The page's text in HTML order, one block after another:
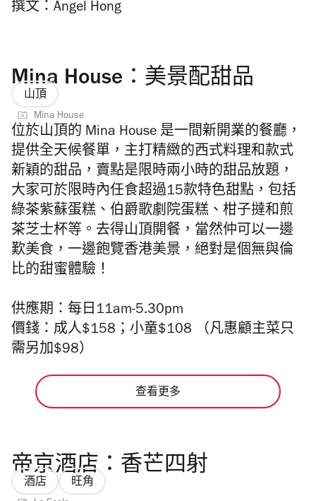
撰文：Angel Hong
Mina House：美景配甜品
山頂
Mina House
位於山頂的 Mina House 是一間新開業的餐廳，
提供全天候餐單，主打精緻的西式料理和款式
新穎的甜品，賣點是限時兩小時的甜品放題 ，
大家可於限時內任食超過15款特色甜點，包括
綠茶紫蘇蛋糕 、伯爵歌劇院蛋糕、柑子撻和煎
茶芝士杯等。去得山頂開餐，當然仲可以一邊
歎美食，一邊飽覽香港美景，絕對是個無與倫
比的甜蜜體驗！
供應期：每日11am-5.30pm
價錢：成人$158；小童$108
（凡惠顧主菜只
需另加$98）
查看更多
帝京酒店：香芒四射
酒店 旺角